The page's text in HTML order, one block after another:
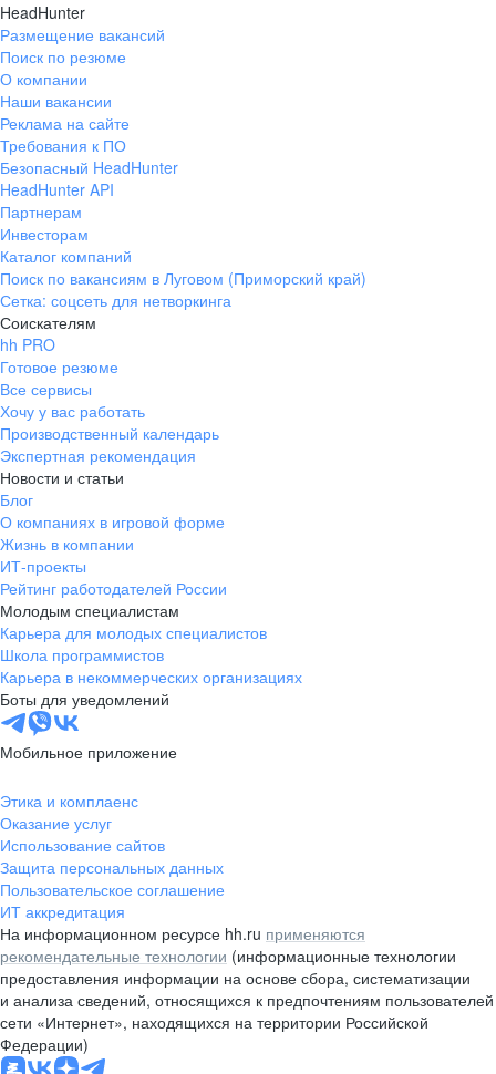
HeadHunter
Размещение вакансий
Поиск по резюме
О компании
Наши вакансии
Реклама на сайте
Требования к ПО
Безопасный HeadHunter
HeadHunter API
Партнерам
Инвесторам
Каталог компаний
Поиск по вакансиям в Луговом (Приморский край)
Сетка: соцсеть для нетворкинга
Соискателям
hh PRO
Готовое резюме
Все сервисы
Хочу у вас работать
Производственный календарь
Экспертная рекомендация
Новости и статьи
Блог
О компаниях в игровой форме
Жизнь в компании
ИТ-проекты
Рейтинг работодателей России
Молодым специалистам
Карьера для молодых специалистов
Школа программистов
Карьера в некоммерческих организациях
Боты для уведомлений
Мобильное приложение
Этика и комплаенс
Оказание услуг
Использование сайтов
Защита персональных данных
Пользовательское соглашение
ИТ аккредитация
На информационном ресурсе hh.ru применяются
рекомендательные технологии (информационные технологии
предоставления информации на основе сбора, систематизации
и анализа сведений, относящихся к предпочтениям пользователей
сети «Интернет», находящихся на территории Российской
Федерации)